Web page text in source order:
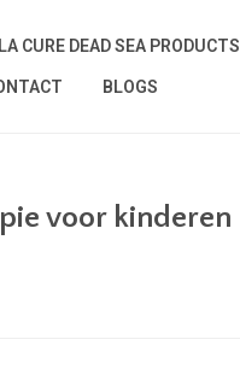
LA CURE DEAD SEA PRODUCTS
BLOGS
voor kinderen